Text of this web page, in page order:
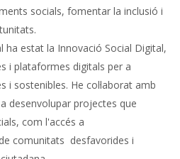
socials, fomentar la inclusió i
ha estat la Innovació Social Digital,
i plataformes digitals per a
i sostenibles. He col·laborat amb
desenvolupar projectes que
com l'accés a
comunitats desfavorides i